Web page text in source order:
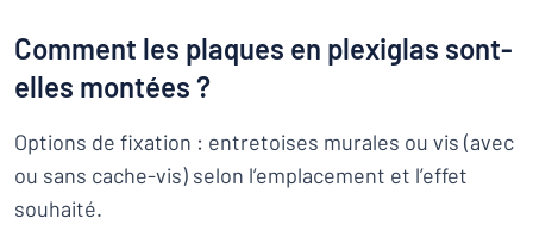
Comment les plaques en plexiglas sont-
elles montées ?
Options de fixation : entretoises murales ou vis (avec
ou sans cache-vis) selon l’emplacement et l’effet
souhaité.